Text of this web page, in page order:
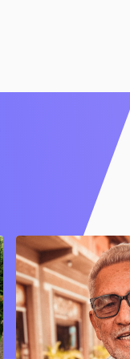
Espedito
Nova Olinda / CE
Peças criadas
cearense já foram
apresentadas em
novelas, desfiles